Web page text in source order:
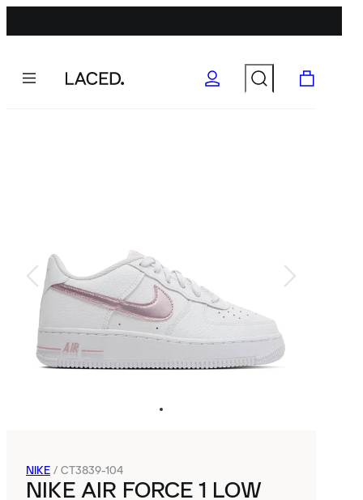
NIKE / CT3839-104
NIKE AIR FORCE 1 LOW